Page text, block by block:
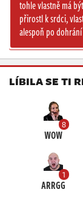
tohle vlastně má
přirostl k srdci,
alespoň po
LÍBILA SE TI
8
WOW
1
ARRGG